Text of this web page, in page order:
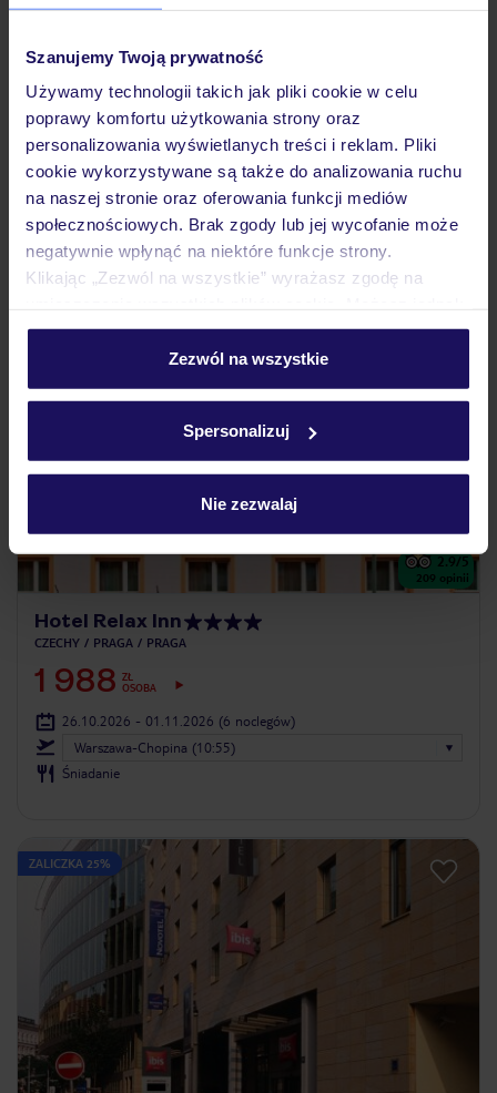
Szanujemy Twoją prywatność
Używamy technologii takich jak pliki cookie w celu
poprawy komfortu użytkowania strony oraz
personalizowania wyświetlanych treści i reklam. Pliki
cookie wykorzystywane są także do analizowania ruchu
na naszej stronie oraz oferowania funkcji mediów
społecznościowych. Brak zgody lub jej wycofanie może
negatywnie wpłynąć na niektóre funkcje strony.
Klikając „Zezwól na wszystkie” wyrażasz zgodę na
personalizować swój wybór wchodząc w zakładkę
Szczegółowe informacje o plikach cookie znajdziesz
Zezwól na wszystkie
Spersonalizuj
Nie zezwalaj
Hotel Otakar
CZECHY PRAGA PRAGA
1 921 OSOBA
31.10.2026 - 06.11.2026 (6 noclegów)
Warszawa-Chopina (10:55)
Śniadanie
2.9/5
209 opinii
Hotel Relax Inn
CZECHY PRAGA PRAGA
1 988 ZŁ
OSOBA
26.10.2026 - 01.11.2026 (6 noclegów)
Warszawa-Chopina (10:55)
Śniadanie
ZALICZKA 25%